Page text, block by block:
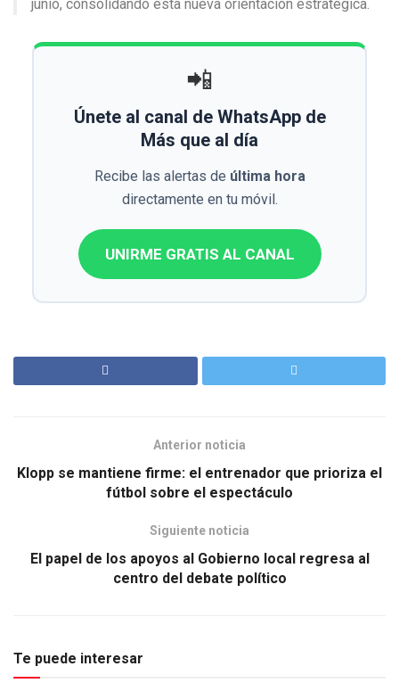
junio, consolidando esta nueva orientación estratégica.
📲
Únete al canal de WhatsApp de
Más que al día
Recibe las alertas de última hora
directamente en tu móvil.
UNIRME GRATIS AL CANAL
Anterior noticia
Klopp se mantiene firme: el entrenador que prioriza el
fútbol sobre el espectáculo
Siguiente noticia
El papel de los apoyos al Gobierno local regresa al
centro del debate político
Te puede interesar